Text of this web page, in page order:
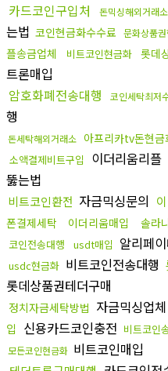
카드코인구입처
돈믹싱해외거래소
는법 코인현금화수수료 문화상품
플송금업체
비트코인현금화 롯데
트론매입
암호화폐전송대행
코인세탁최저
행
돈세탁해외거래소 아프리카tv돈현금
소액결제비트구입 이더리움리플
뚫는법
비트코인환전 자금믹싱문의
폰결제세탁
이더리움매입 솔라
코인전송대행 usdt매입 알리페
usdc현금화 비트코인전송대행
롯데상품권테더구매
정치자금세탁방법 자금믹싱업체
입 신용카드코인충전 비트코인
모든코인현금화 비트코인매입